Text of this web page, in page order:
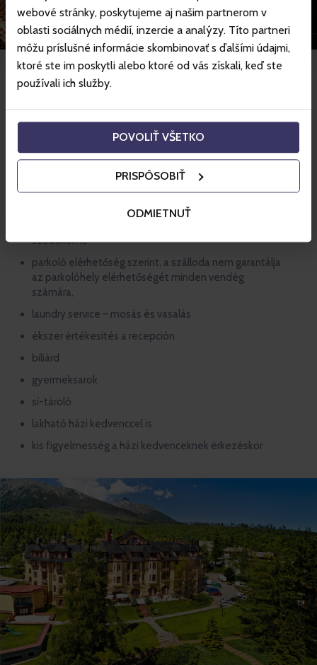
webové stránky, poskytujeme aj našim partnerom v
oblasti sociálnych médií, inzercie a analýzy. Títo partneri
môžu príslušné informácie skombinovať s ďalšími údajmi,
ktoré ste im poskytli alebo ktoré od vás získali, keď ste
používali ich služby.
POVOLIŤ VŠETKO
PRISPÔSOBIŤ
ODMIETNUŤ
A következő említetteken kívül az egyéni
Grandhotel Starý Smokovec **** kedvezményei
szobákon is
parkoló elérhetőség szerint, a szálloda nem garantálja
az parkolóhely elérhetőségét minden vendég
számára,
laundry service – mosás és vasalás
ékszer értékesítés a recepción
biliárd
gyermeksarok
sí-tároló
lakható házi kedvenccel is
kis figyelmesség a házi kedvenceknek érkezéskor